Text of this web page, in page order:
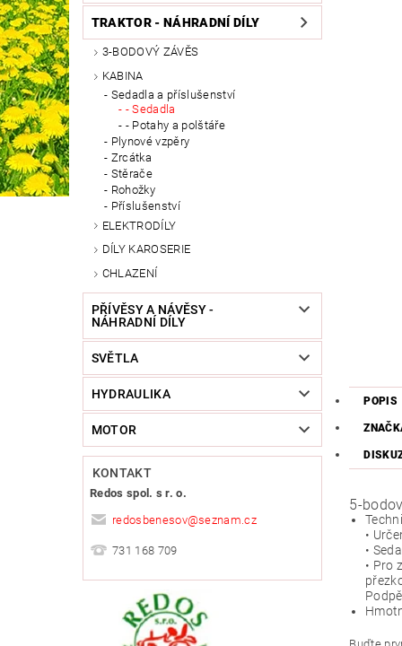
TRAKTOR - NÁHRADNÍ DÍLY
3-BODOVÝ ZÁVĚS
KABINA
Sedadla a příslušenství
- Sedadla
- Potahy a polštáře
Plynové vzpěry
Zrcátka
Stěrače
Rohožky
Příslušenství
ELEKTRODÍLY
DÍLY KAROSERIE
CHLAZENÍ
PŘÍVĚSY A NÁVĚSY -
NÁHRADNÍ DÍLY
SVĚTLA
HYDRAULIKA
MOTOR
KONTAKT
Redos spol. s r. o.
redosbenesov@seznam.cz
731 168 709
POPIS
5-
•
•
• Pro